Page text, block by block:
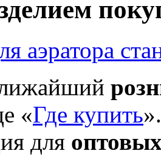
аэратора
«Где купить».
для